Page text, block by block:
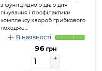
з фунгіцидною дією для
лікування і профілактики
комплексу хвороб грибкового
походже...
В наявності
96грн
+
-
+
-